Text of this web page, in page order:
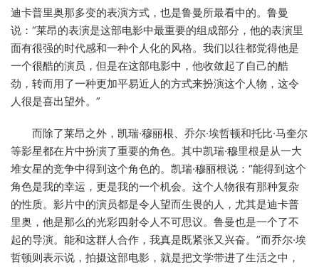
迪卡普里奥那多变的表演方式，也是鲁曼所最看中的。鲁曼
说：“莱昂的表演是这部电影中最重要的组成部分，他的表演里
面有很强的时代感和一种个人化的风格。我们以往都觉得他是
一个很酷的演员，但是在这部电影中，他收敛起了自己的酷
劲，转而用了一种更加平易近人的方式来扮演这个人物，这令
人很是喜出望外。”
而除了莱昂之外，凯瑞·穆丽根、乔尔·埃哲顿和托比·马奎尔
等影星都在片中扮演了重要的角色。其中凯瑞·穆里根是从一大
堆女星的竞争中得到这个角色的。凯瑞·穆丽根说：“能得到这个
角色是我的幸运，更是我的一个机会。这个人物很有那种复杂
的性质。影片中的演员都是令人望而生畏的人，尤其是迪卡普
里奥，他是那么的光彩四射令人不可思议。鲁曼也是一个了不
起的导演。能和这群人合作，我真是既紧张又兴奋。”而乔尔·埃
哲顿则表示说，拍摄这部电影，就是把文学带进了生活之中，